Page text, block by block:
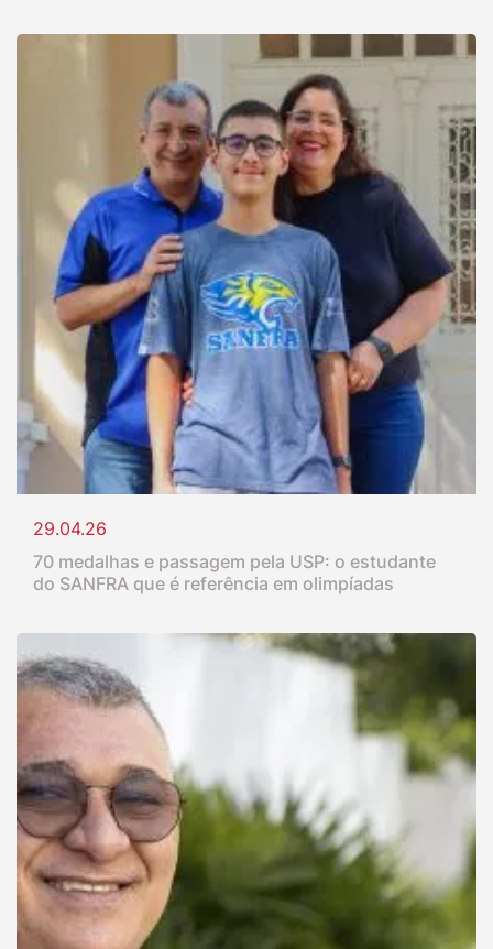
29.04.26
70 medalhas e passagem pela USP: o estudante
do SANFRA que é referência em olimpíadas